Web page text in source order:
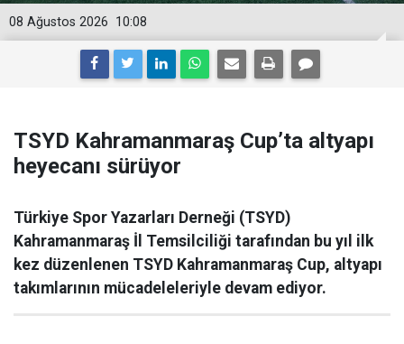
10:08
08 Ağustos 2026
TSYD Kahramanmaraş Cup’ta altyapı
heyecanı sürüyor
Türkiye Spor Yazarları Derneği (TSYD)
Kahramanmaraş İl Temsilciliği tarafından bu yıl ilk
kez düzenlenen TSYD Kahramanmaraş Cup, altyapı
takımlarının mücadeleleriyle devam ediyor.